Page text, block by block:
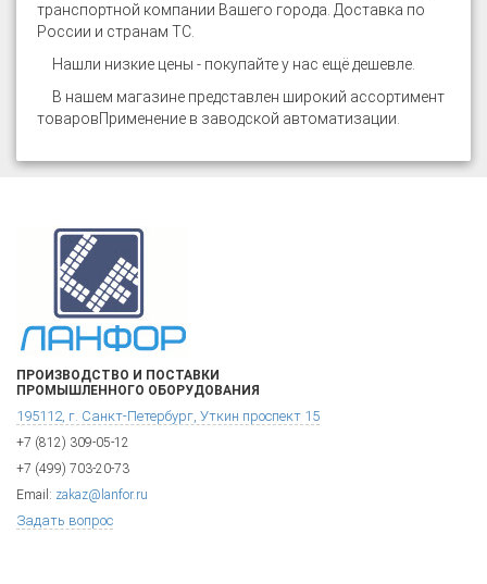
транспортной компании Вашего города. Доставка по
России и странам ТС.
Нашли низкие цены - покупайте у нас ещё дешевле.
В нашем магазине представлен широкий ассортимент
товаровПрименение в заводской автоматизации
ПРОИЗВОДСТВО И ПОСТАВКИ
ПРОМЫШЛЕННОГО ОБОРУДОВАНИЯ
195112, г. Санкт-Петербург, Уткин проспект 15
+7 (812) 309-05-12
+7 (499) 703-20-73
Email: zakaz@lanfor.ru
Задать вопрос